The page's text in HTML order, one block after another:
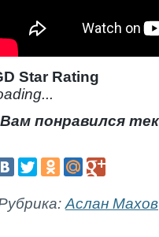
Star Rating
Вам понравился
Аслан Махов